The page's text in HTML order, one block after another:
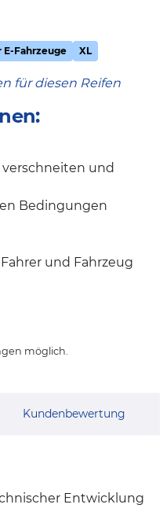
Fahrzeuge XL
für diesen Reifen
und
Bedingungen
und Fahrzeug
möglich.
Kundenbewertung
Entwicklung